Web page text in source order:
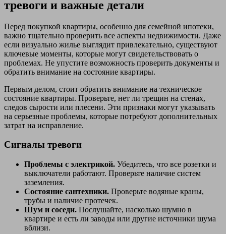
тревоги и важные детали
Перед покупкой квартиры, особенно для семейной ипотеки,
важно тщательно проверить все аспекты недвижимости. Даже
если визуально жилье выглядит привлекательно, существуют
ключевые моменты, которые могут свидетельствовать о
проблемах. Не упустите возможность проверить документы и
обратить внимание на состояние квартиры.
Первым делом, стоит обратить внимание на техническое
состояние квартиры. Проверьте, нет ли трещин на стенах,
следов сырости или плесени. Эти признаки могут указывать
на серьезные проблемы, которые потребуют дополнительных
затрат на исправление.
Сигналы тревоги
Проблемы с электрикой. Убедитесь, что все розетки и
выключатели работают. Проверьте наличие систем
заземления.
Состояние сантехники. Проверьте водяные краны,
трубы и наличие протечек.
Шум и соседи. Послушайте, насколько шумно в
квартире и есть ли заводы или другие источники шума
вблизи.